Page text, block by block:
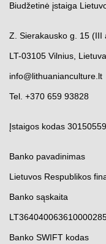
Biudžetinė įstaiga
Z. Sierakausko g. 15 (III
LT-03105 Vilnius, Lietuva
info@lithuanianculture.lt
Tel. +370 659 93828
Įstaigos kodas
Banko pavadinimas
Lietuvos Respublikos
Banko sąskaita
Banko SWIFT kodas